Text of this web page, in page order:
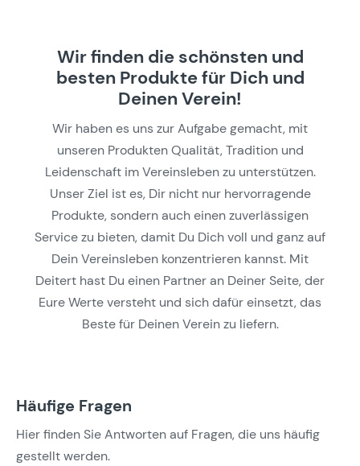
Wir finden die schönsten und
besten Produkte für Dich und
Deinen Verein!
Wir haben es uns zur Aufgabe gemacht, mit
unseren Produkten Qualität, Tradition und
Leidenschaft im Vereinsleben zu unterstützen.
Unser Ziel ist es, Dir nicht nur hervorragende
Produkte, sondern auch einen zuverlässigen
Service zu bieten, damit Du Dich voll und ganz auf
Dein Vereinsleben konzentrieren kannst. Mit
Deitert hast Du einen Partner an Deiner Seite, der
Eure Werte versteht und sich dafür einsetzt, das
Beste für Deinen Verein zu liefern.
Häufige Fragen
Hier finden Sie Antworten auf Fragen, die uns häufig
gestellt werden.